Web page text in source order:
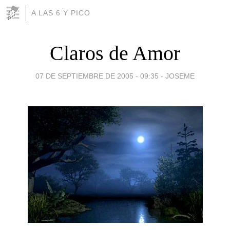
A LAS 6 Y PICO
Claros de Amor
07 DE SEPTIEMBRE DE 2005 - 09:35 - JOSEME